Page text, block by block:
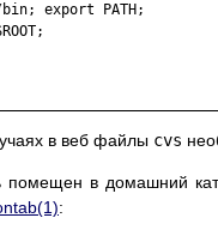
export PATH;
в веб файлы cvs
помещен в домашний
(1):